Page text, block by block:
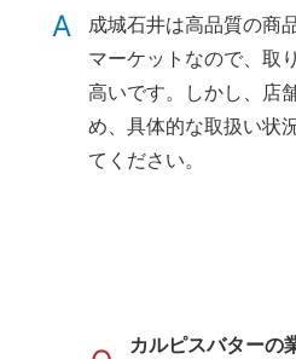
A
成城石井は高品質の商
マーケットなので、取
高いです。しかし、店
め、具体的な取扱い状
てください。
カルピスバターの